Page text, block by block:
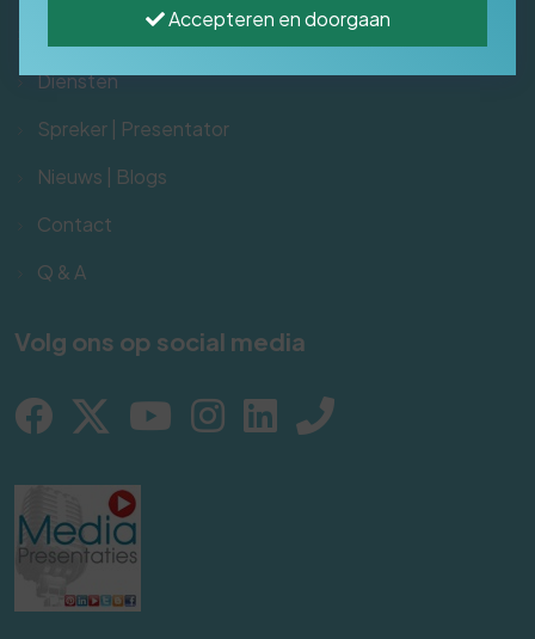
Diensten
Spreker | Presentator
Nieuws | Blogs
Contact
Q & A
Volg ons op social media
Accepteren en doorgaan